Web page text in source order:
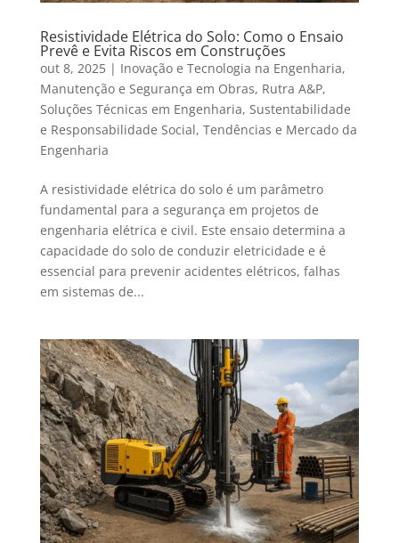
Resistividade Elétrica do Solo: Como o Ensaio
Prevê e Evita Riscos em Construções
out 8, 2025| Inovação e Tecnologia na Engenharia,
Manutenção e Segurança em Obras, Rutra A&P,
Soluções Técnicas em Engenharia, Sustentabilidade
e Responsabilidade Social, Tendências e Mercado da
Engenharia
A resistividade elétrica do solo é um parâmetro
fundamental para a segurança em projetos de
engenharia elétrica e civil. Este ensaio determina a
capacidade do solo de conduzir eletricidade e é
essencial para prevenir acidentes elétricos, falhas
em sistemas de...